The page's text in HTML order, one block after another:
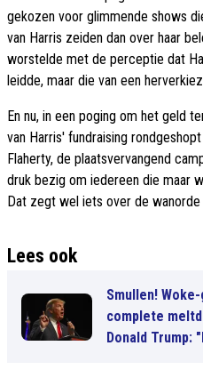
gekozen voor glimmende shows
van Harris zeiden dan over haar
worstelde met de perceptie dat
leidde, maar die van een
En nu, in een poging om het geld
van Harris' fundraising
Flaherty, de plaatsvervangend
druk bezig om iedereen die maar
Dat zegt wel iets over de
Lees ook
Smullen!
complete
Donald Trump: